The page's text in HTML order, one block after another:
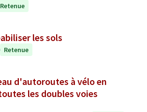
Retenue
les sols
Retenue
d'autoroutes à vélo en
les doubles voies